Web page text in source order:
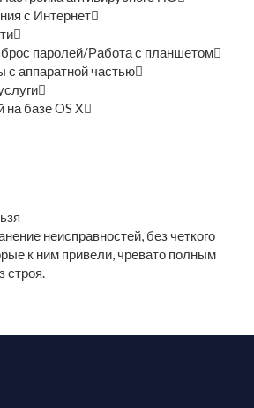
с Интернет
паролей/Работа с планшетом
с аппаратной частью
на базе OS X
неисправностей, без четкого
к ним привели, чревато полным
строя.